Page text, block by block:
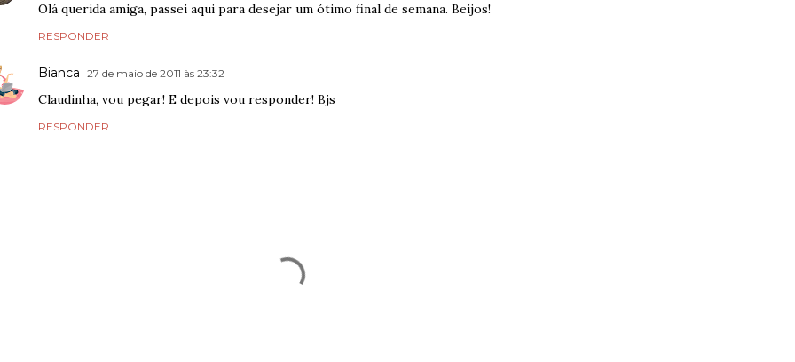
Olá querida amiga, passei aqui para desejar um ótimo final de semana. Beijos!
RESPONDER
Bianca 27 de maio de 2011 às 23:32
Claudinha, vou pegar! E depois vou responder! Bjs
RESPONDER